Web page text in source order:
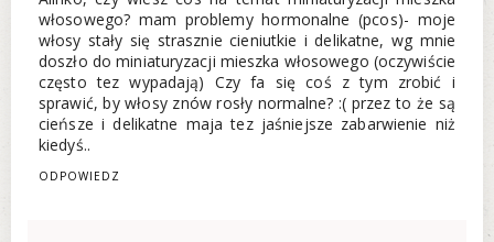
włosowego? mam problemy hormonalne (pcos)- moje
włosy stały się strasznie cieniutkie i delikatne, wg mnie
doszło do miniaturyzacji mieszka włosowego (oczywiście
często tez wypadają) Czy fa się coś z tym zrobić i
sprawić, by włosy znów rosły normalne? :( przez to że są
cieńsze i delikatne maja tez jaśniejsze zabarwienie niż
kiedyś..
ODPOWIEDZ